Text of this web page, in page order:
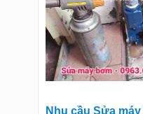
Nhu cầu Sửa